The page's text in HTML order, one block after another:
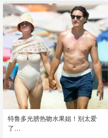
特鲁多光膀热吻水果姐！别太爱
了…